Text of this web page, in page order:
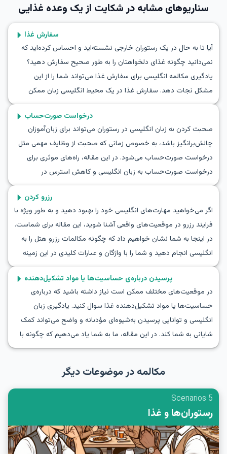
سناریوهای مشابه درشکایت از یک وعده غذایی
سفارش غذا
آیا تا به حال در یک رستوران خارجی نشسته‌اید و احساس کرده‌اید که
نمی‌دانید چگونه غذای دلخواهتان را به طور صحیح سفارش دهید؟
یادگیری مکالمه انگلیسی برای سفارش غذا می‌تواند شما را از این
مشکل نجات دهد. سفارش غذا در یک محیط انگلیسی زبان ممکن
است در ابتدا چالش‌برانگیز به نظر برسد، اما نگران نباشید، اشتباهات
بخشی از فرآیند یادگیری است. در این مقاله، شما با واژگان عمومی،
عبارات کلیدی و مثال‌های مکالمه‌ای که در سناریوی نقش‌آفرینی برای
سفارش غذا مفید هستند آشنا خواهید شد. هدف ما این است که به
پاسخ سوال‌های شما مانند "چگونه به انگلیسی غذا سفارش دهیم" و
"آموزش سفارش غذا به انگلیسی" کمک کنیم، تا شما با اعتماد به نفس
درخواست صورت‌حساب
صحبت کردن به زبان انگلیسی در رستوران می‌تواند برای زبان‌آموزان
چالش‌برانگیز باشد، به خصوص زمانی که صحبت از وظایف مهمی مثل
درخواست صورت‌حساب می‌شود. در این مقاله، راه‌های موثری برای
درخواست صورت‌حساب به زبان انگلیسی و کاهش استرس در
موقعیت‌های واقعی خواهید آموخت. با ارائه گفتگوهایی برای
درخواست صورت‌حساب به زبان انگلیسی و تمرین‌های مکالمه عملی،
قصد داریم اعتماد به نفس شما را در تعاملات زبانی افزایش دهیم. در
بخش‌های زیر، تمرین‌های مکالمه‌ای برای درخواست صورت‌حساب و
گفتگوهای عملی که به راحتی می‌توان در هر رستورانی استفاده کرد را
بررسی خواهید کرد.
رزرو کردن
اگر می‌خواهید مهارت‌های انگلیسی خود را بهبود دهید و به طور ویژه با
فرایند رزرو در موقعیت‌های واقعی آشنا شوید، این مقاله برای شماست.
در اینجا به شما نشان خواهیم داد که چگونه مکالمات رزرو هتل را به
انگلیسی انجام دهید و شما را با واژگان و عبارات کلیدی در این زمینه
آشنا می‌کنیم. همچنین سه نمونه مکالمه واقعی ارائه خواهیم کرد تا به
شما کمک کند در ایفای نقش‌های مربوط به رزرو اطمینان حاصل کنید.
پس با ما همراه شوید و یاد بگیرید که چگونه به زبان انگلیسی رزرو
کنید.
پرسیدن درباره‌ی حساسیت‌ها یا مواد تشکیل‌دهنده
در موقعیت‌های مختلف ممکن است نیاز داشته باشید که درباره‌ی
حساسیت‌ها یا مواد تشکیل‌دهنده غذا سوال کنید. یادگیری زبان
انگلیسی و توانایی پرسیدن به‌شیوه‌ای مؤدبانه و واضح می‌تواند کمک
شایانی به شما کند. در این مقاله، ما به شما یاد می‌دهیم که چگونه با
استفاده از عبارات کاربردی و واژگان مرتبط به‌خوبی در نقش‌آفرینی‌های
شرکت کنید. موضوعات نقش‌آفرینی انگلیسی برای آلرژی‌ها فرصتی
مناسب است تا مهارت‌های خود را بهبود بخشید و با تمرین پرسیدن
مواد تشکیل‌دهنده به انگلیسی، اطمینان حاصل کنید که مکالمات
واقعی شما در موقعیت‌های حساس بدون مشکل پیش خواهد رفت.
مکالمه در موضوعات دیگر
5 Scenarios
رستوران‌ها و غذا